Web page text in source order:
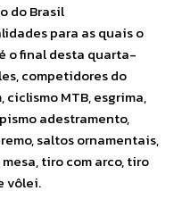
do Brasil
para as quais o
o final desta quarta-
competidores do
MTB, esgrima,
adestramento,
saltos ornamentais,
tiro com arco, tiro
vôlei.